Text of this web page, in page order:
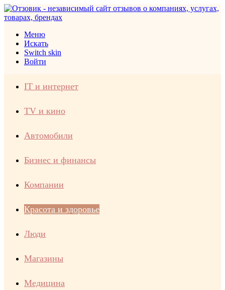
Меню
Искать
Switch skin
Войти
IT и интернет
TV и кино
Автомобили
Бизнес и финансы
Компании
Красота и здоровье
Люди
Магазины
Медицина